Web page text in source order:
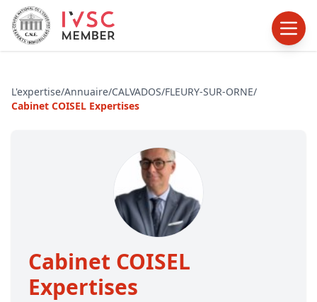
L'expertise/Annuaire/CALVADOS/FLEURY-SUR-ORNE/
Cabinet COISEL Expertises
Cabinet COISEL
Expertises